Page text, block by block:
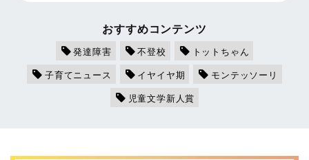
おすすめコンテンツ
発達障害 不登校
トットちゃん
子育てニュース
イヤイヤ期
モンテッソーリ
児童文学新人賞